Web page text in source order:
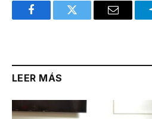
FacebookTwitter Email
LEER MÁS